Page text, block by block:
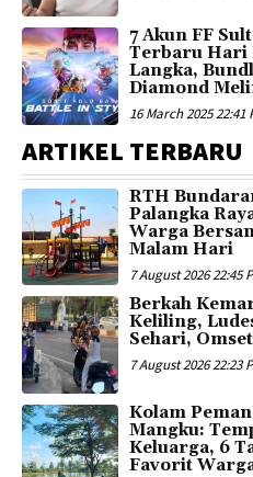
7 Akun FF
Terbaru Hari
Langka,
Diamond
16 March 2025 22:41
ARTIKEL TERBARU
RTH
Palangka
Warga
Malam Hari
7 August 2026 22:45
Berkah
Keliling,
Sehari,
7 August 2026 22:23
Kolam
Mangku:
Keluarga, 6
Favorit